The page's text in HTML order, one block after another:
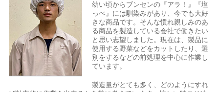
幼い頃からブンセンの『アラ！』『塩
っぺ』には馴染みがあり、今でも大好
きな商品です。そんな慣れ親しみのあ
る商品を製造している会社で働きたい
と思い志望しました。現在は、製品に
使用する野菜などをカットしたり、選
別をするなどの前処理を中心に作業し
ています。
製造量がとても多く、どのようにすれ